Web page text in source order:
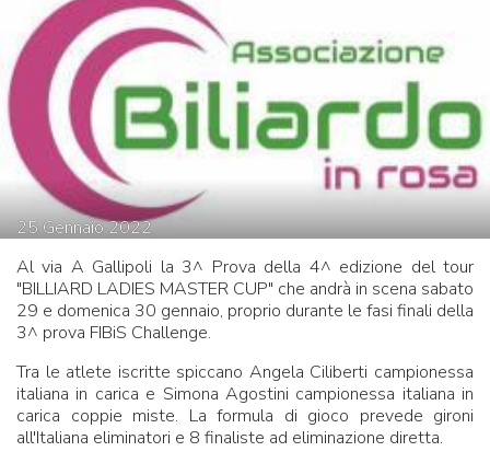
25Gennaio2022
Al via A Gallipoli la 3^ Prova della 4^ edizione del tour
"BILLIARD LADIES MASTER CUP" che andrà in scena sabato
29 e domenica 30 gennaio, proprio durante le fasi finali della
3^ prova FIBiS Challenge.
Tra le atlete iscritte spiccano Angela Ciliberti campionessa
italiana in carica e Simona Agostini campionessa italiana in
carica coppie miste. La formula di gioco prevede gironi
all'Italiana eliminatori e 8 finaliste ad eliminazione diretta.